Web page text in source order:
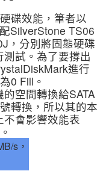
碟效能，筆者以
SilverStone TS06
，分別將固態硬碟
試。為了要撐出
進行
0 Fill。
空間轉換給SATA
轉換，所以其的本
不會影響效能表
s，